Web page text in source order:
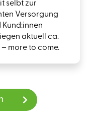
selbt zur
Versorgung
aktuell ca.
more to come.